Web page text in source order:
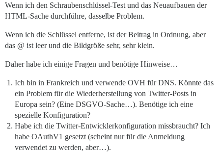
Wenn ich den Schraubenschlüssel-Test und das Neuaufbauen der
HTML-Sache durchführe, dasselbe Problem.
Wenn ich die Schlüssel entferne, ist der Beitrag in Ordnung, aber
das @ ist leer und die Bildgröße sehr, sehr klein.
Daher habe ich einige Fragen und benötige Hinweise…
Ich bin in Frankreich und verwende OVH für DNS. Könnte das
ein Problem für die Wiederherstellung von Twitter-Posts in
Europa sein? (Eine DSGVO-Sache…). Benötige ich eine
spezielle Konfiguration?
Habe ich die Twitter-Entwicklerkonfiguration missbraucht? Ich
habe OAuthV1 gesetzt (scheint nur für die Anmeldung
verwendet zu werden, aber…).